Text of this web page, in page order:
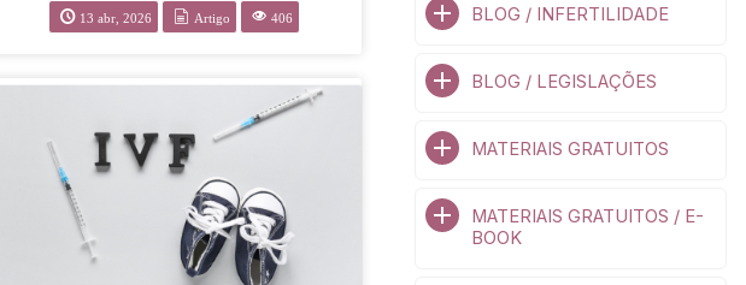
13 abr, 2026 Artigo 406 BLOG / INFERTILIDADE
BLOG / LEGISLAÇÕES
MATERIAIS GRATUITOS
MATERIAIS GRATUITOS / E-
BOOK